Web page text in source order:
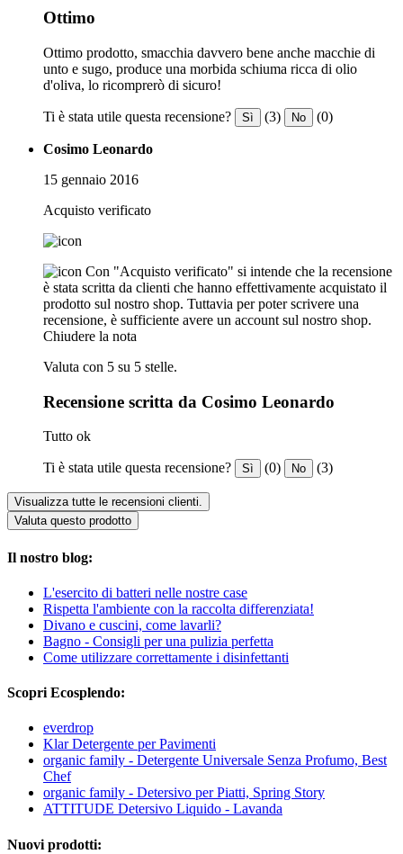
Ottimo
Ottimo prodotto, smacchia davvero bene anche macchie di
unto e sugo, produce una morbida schiuma ricca di olio
d'oliva, lo ricomprerò di sicuro!
Ti è stata utile questa recensione? Sì (3) No (0)
Cosimo Leonardo
15 gennaio 2016
Acquisto verificato
Con "Acquisto verificato" si intende che la recensione
è stata scritta da clienti che hanno effettivamente acquistato il
prodotto sul nostro shop. Tuttavia per poter scrivere una
recensione, è sufficiente avere un account sul nostro shop.
Chiudere la nota
Valuta con 5 su 5 stelle.
Recensione scritta da Cosimo Leonardo
Tutto ok
Ti è stata utile questa recensione? Sì (0) No (3)
Visualizza tutte le recensioni clienti.
Valuta questo prodotto
Il nostro blog:
L'esercito di batteri nelle nostre case
Rispetta l'ambiente con la raccolta differenziata!
Divano e cuscini, come lavarli?
Bagno - Consigli per una pulizia perfetta
Come utilizzare correttamente i disinfettanti
Scopri Ecosplendo:
everdrop
Klar Detergente per Pavimenti
organic family - Detergente Universale Senza Profumo, Best
Chef
organic family - Detersivo per Piatti, Spring Story
ATTITUDE Detersivo Liquido - Lavanda
Nuovi prodotti: